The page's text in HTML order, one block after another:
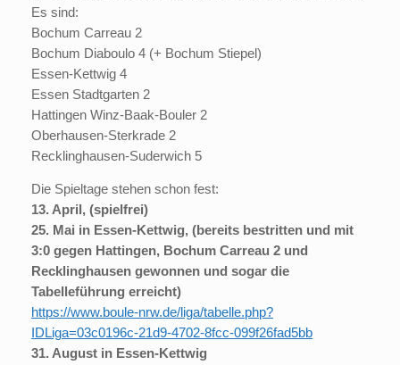
Es sind:
Bochum Carreau 2
Bochum Diaboulo 4 (+ Bochum Stiepel)
Essen-Kettwig 4
Essen Stadtgarten 2
Hattingen Winz-Baak-Bouler 2
Oberhausen-Sterkrade 2
Recklinghausen-Suderwich 5
Die Spieltage stehen schon fest:
13. April, (spielfrei)
25. Mai in Essen-Kettwig, (bereits bestritten und mit
3:0 gegen Hattingen, Bochum Carreau 2 und
Recklinghausen gewonnen und sogar die
Tabelleführung erreicht)
https://www.boule-nrw.de/liga/tabelle.php?
IDLiga=03c0196c-21d9-4702-8fcc-099f26fad5bb
31. August in Essen-Kettwig